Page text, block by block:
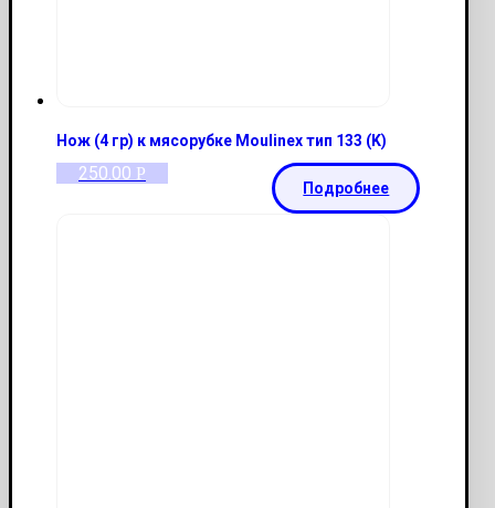
Нож (4 гр) к мясорубке Moulinex тип 133 (K)
250.00 Р
Подробнее